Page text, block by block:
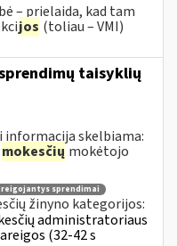
– prielaida, kad tam
jos (toliau – VMI)
taisyklių
informacija skelbiama:
mokesčių mokėtojo
sprendimai
žinyno kategorijos:
administratoriaus
(32-42 s